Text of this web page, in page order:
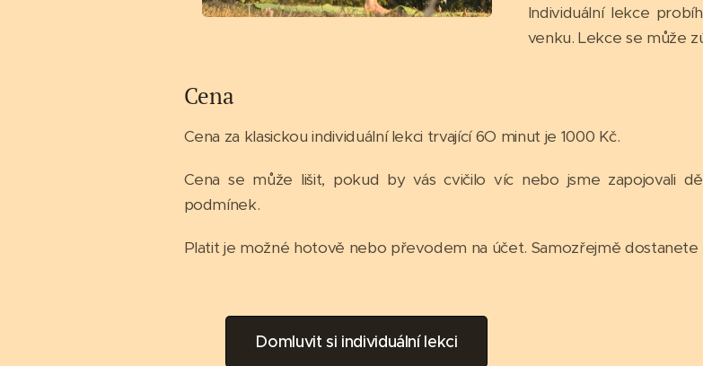
Individuální lekce
venku. Lekce se může
Cena
Cena za klasickou individuální lekci trvající 6O minut je 1000 Kč.
Cena se může lišit, pokud by vás cvičilo víc nebo jsme zapojovali
podmínek.
Platit je možné hotově nebo převodem na účet. Samozřejmě dostanete
Domluvit si individuální lekci